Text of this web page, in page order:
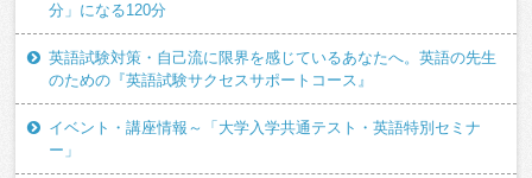
分」になる120分
英語試験対策・自己流に限界を感じているあなたへ。英語の先生
のための『英語試験サクセスサポートコース』
イベント・講座情報～「大学入学共通テスト・英語特別セミナ
ー」